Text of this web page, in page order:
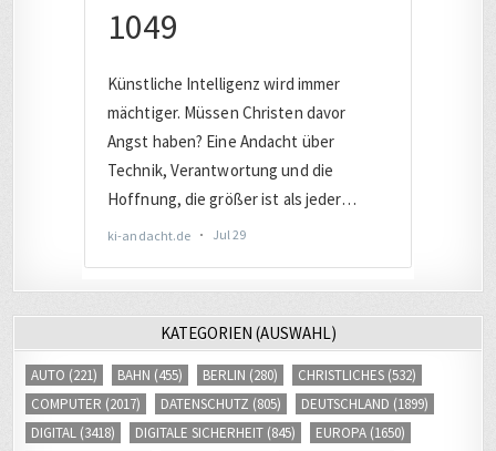
KATEGORIEN (AUSWAHL)
AUTO (221) BAHN (455) BERLIN (280) CHRISTLICHES (532)
COMPUTER (2017) DATENSCHUTZ (805) DEUTSCHLAND (1899)
DIGITAL (3418) DIGITALE SICHERHEIT (845) EUROPA (1650)